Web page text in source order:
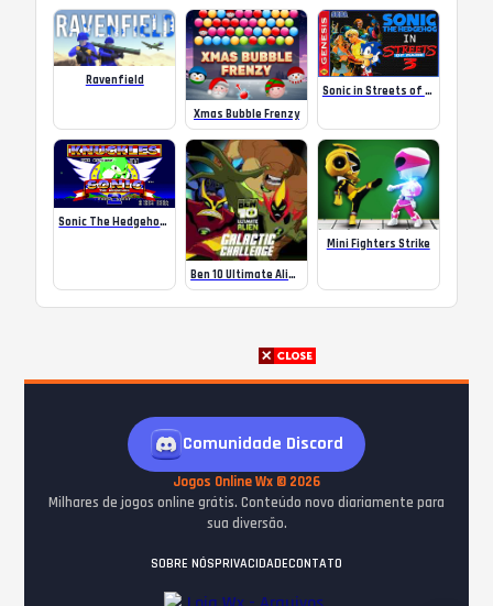
Ravenfield
Xmas Bubble Frenzy
Sonic in Streets of Rage 3
Sonic The Hedgehog 2 ✪ Chaos Knuckles
Ben 10 Ultimate Alien Galactic Challenge
Mini Fighters Strike
Comunidade Discord
Jogos Online Wx © 2026
Milhares de jogos online grátis. Conteúdo novo diariamente para
sua diversão.
SOBRE NÓSPRIVACIDADECONTATO